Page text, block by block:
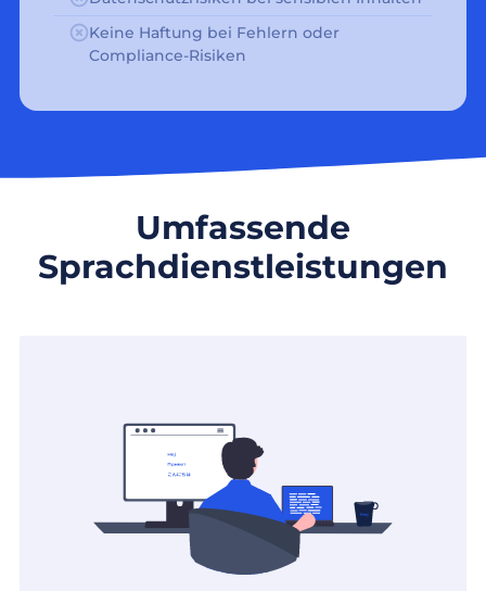
Keine Haftung bei Fehlern oder
Compliance-Risiken
Umfassende
Sprachdienstleistungen